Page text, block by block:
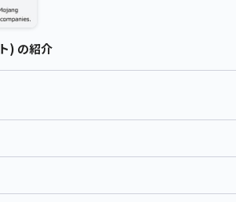
) の紹介